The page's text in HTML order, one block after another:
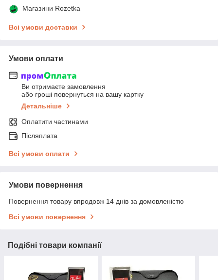
Магазини Rozetka
Всі умови доставки
Умови оплати
Ви отримаєте замовлення
або гроші повернуться на вашу картку
Детальніше
Оплатити частинами
Післяплата
Всі умови оплати
Умови повернення
Повернення товару впродовж 14 днів за домовленістю
Всі умови повернення
Подібні товари компанії